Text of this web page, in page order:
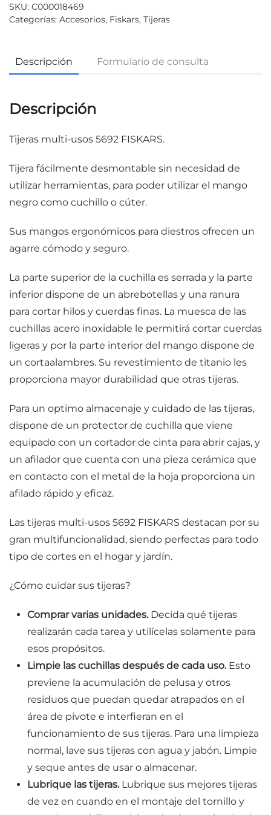
SKU: C000018469
Categorías: Accesorios, Fiskars, Tijeras
Descripción Formulario de consulta
Descripción
Tijeras multi-usos 5692 FISKARS.
Tijera fácilmente desmontable sin necesidad de
utilizar herramientas, para poder utilizar el mango
negro como cuchillo o cúter.
Sus mangos ergonómicos para diestros ofrecen un
agarre cómodo y seguro.
La parte superior de la cuchilla es serrada y la parte
inferior dispone de un abrebotellas y una ranura
para cortar hilos y cuerdas finas. La muesca de las
cuchillas acero inoxidable le permitirá cortar cuerdas
ligeras y por la parte interior del mango dispone de
un cortaalambres. Su revestimiento de titanio les
proporciona mayor durabilidad que otras tijeras.
Para un optimo almacenaje y cuidado de las tijeras,
dispone de un protector de cuchilla que viene
equipado con un cortador de cinta para abrir cajas, y
un afilador que cuenta con una pieza cerámica que
en contacto con el metal de la hoja proporciona un
afilado rápido y eficaz.
Las tijeras multi-usos 5692 FISKARS destacan por su
gran multifuncionalidad, siendo perfectas para todo
tipo de cortes en el hogar y jardín.
¿Cómo cuidar sus tijeras?
Comprar varias unidades. Decida qué tijeras
realizarán cada tarea y utilícelas solamente para
esos propósitos.
Limpie las cuchillas después de cada uso. Esto
previene la acumulación de pelusa y otros
residuos que puedan quedar atrapados en el
área de pivote e interfieran en el
funcionamiento de sus tijeras. Para una limpieza
normal, lave sus tijeras con agua y jabón. Limpie
y seque antes de usar o almacenar.
Lubrique las tijeras. Lubrique sus mejores tijeras
de vez en cuando en el montaje del tornillo y